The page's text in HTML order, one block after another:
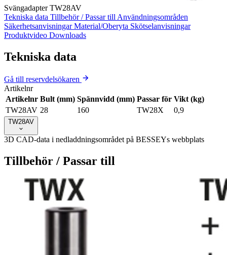
Svängadapter TW28AV
Tekniska data Tillbehör / Passar till Användningsområden
Säkerhetsanvisningar Material/Oberyta Skötselanvisningar
Produktvideo Downloads
Tekniska data
Gå till reservdelsökaren
Artikelnr
Artikelnr Bult (mm) Spännvidd (mm) Passar för Vikt (kg)
TW28AV 28 160 TW28X 0,9
TW28AV
3D CAD-data i nedladdningsområdet på BESSEYs webbplats
Tillbehör / Passar till